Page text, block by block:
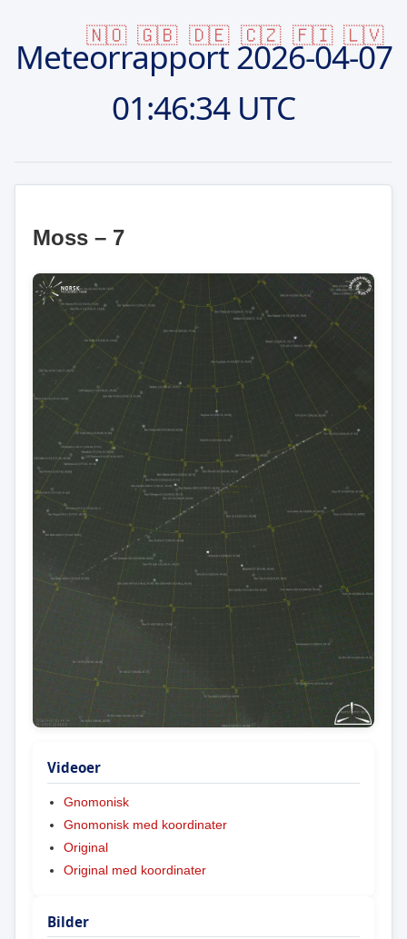
🇳🇴 🇬🇧 🇩🇪 🇨🇿 🇫🇮 🇱🇻
Meteorrapport2026-04-07
01:46:34 UTC
Moss – 7
Videoer
Gnomonisk
Gnomonisk med koordinater
Original
Original med koordinater
Bilder